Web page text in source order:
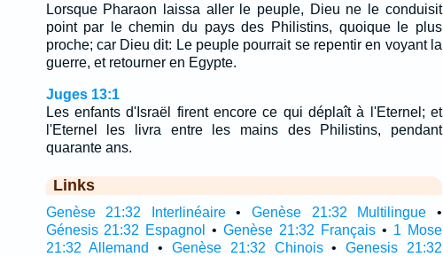
Lorsque Pharaon laissa aller le peuple, Dieu ne le conduisit
point par le chemin du pays des Philistins, quoique le plus
proche; car Dieu dit: Le peuple pourrait se repentir en voyant la
guerre, et retourner en Egypte.
Juges 13:1
Les enfants d'Israël firent encore ce qui déplaît à l'Eternel; et
l'Eternel les livra entre les mains des Philistins, pendant
quarante ans.
Links
Genèse 21:32 Interlinéaire•Genèse 21:32 Multilingue •
Génesis 21:32 Espagnol
•Genèse 21:32 Français • 1 Mose
21:32 Allemand
• Genèse 21:32 Chinois•Genesis 21:32